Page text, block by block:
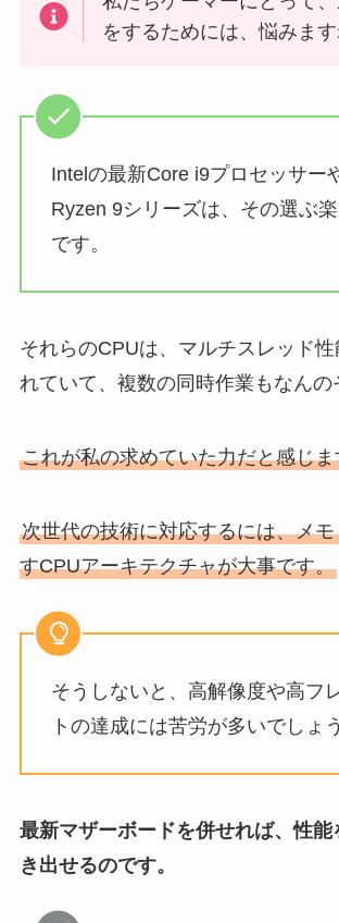
をするためには、悩みます
Intelの最新Core i9プロセッサー
Ryzen 9シリーズは、その選ぶ
です。
それらのCPUは、マルチスレッド
れていて、複数の同時作業もなんの
これが私の求めていた力だと感じ
次世代の技術に対応するには、メ
すCPUアーキテクチャが大事です。
そうしないと、高解像度や高フ
トの達成には苦労が多いでしょ
最新マザーボードを併せれば、性能
き出せるのです。